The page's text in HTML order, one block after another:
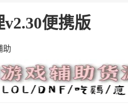
v2.30便携版
助